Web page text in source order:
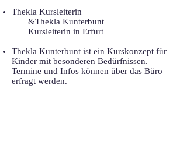
Thekla Kursleiterin
&Thekla Kunterbunt
Kursleiterin in Erfurt
Thekla Kunterbunt ist ein Kurskonzept für
Kinder mit besonderen Bedürfnissen.
Termine und Infos können über das Büro
erfragt werden.